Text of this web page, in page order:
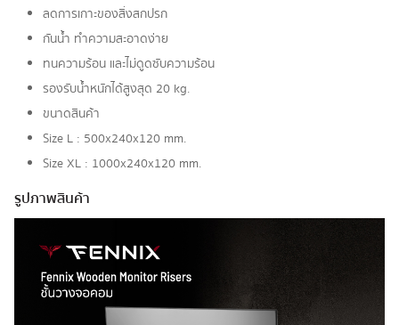
ลดการเกาะของสิ่งสกปรก
กันน้ำ ทำความสะอาดง่าย
ทนความร้อน และไม่ดูดซับความร้อน
รองรับน้ำหนักได้สูงสุด 20 kg.
ขนาดสินค้า
Size L : 500x240x120 mm.
Size XL : 1000x240x120 mm.
รูปภาพสินค้า